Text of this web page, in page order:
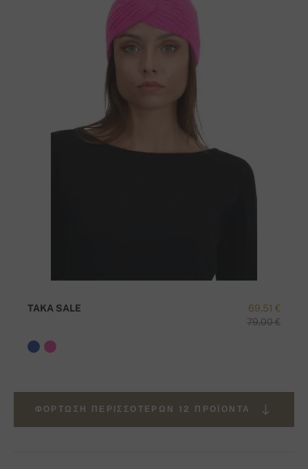
69,51 €
79,00 €
TAKA SALE
ΦΌΡΤΩΣΗ ΠΕΡΙΣΣΌΤΕΡΩΝ 12 ΠΡΟΪΌΝΤΑ